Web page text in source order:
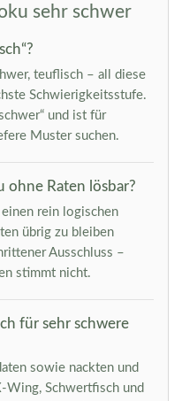
sehr schwer
teuflisch – all diese
Schwierigkeitsstufe.
und ist für
Muster suchen.
ohne Raten lösbar?
einen rein logischen
übrig zu bleiben
Ausschluss –
stimmt nicht.
für sehr schwere
sowie nackten und
Wing, Schwertfisch und